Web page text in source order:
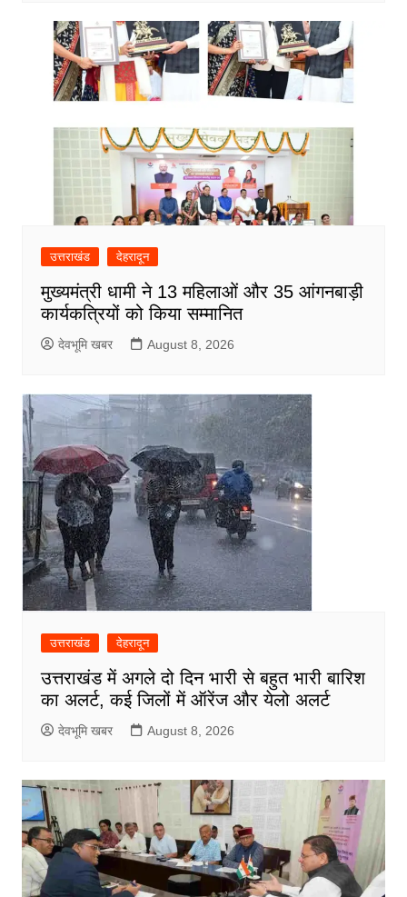
उत्तराखंड देहरादून
मुख्यमंत्री धामी ने 13 महिलाओं और 35 आंगनबाड़ी
कार्यकत्रियों को किया सम्मानित
देवभूमि खबर August 8, 2026
उत्तराखंड देहरादून
उत्तराखंड में अगले दो दिन भारी से बहुत भारी बारिश
का अलर्ट, कई जिलों में ऑरेंज और येलो अलर्ट
देवभूमि खबर August 8, 2026